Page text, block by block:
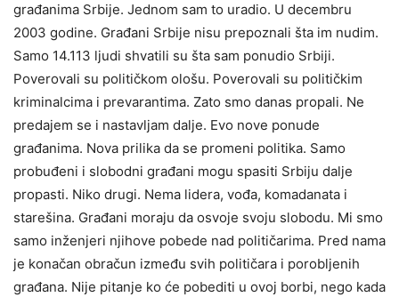
građanima Srbije. Jednom sam to uradio. U decembru
2003 godine. Građani Srbije nisu prepoznali šta im nudim.
Samo 14.113 ljudi shvatili su šta sam ponudio Srbiji.
Poverovali su političkom ološu. Poverovali su političkim
kriminalcima i prevarantima. Zato smo danas propali. Ne
predajem se i nastavljam dalje. Evo nove ponude
građanima. Nova prilika da se promeni politika. Samo
probuđeni i slobodni građani mogu spasiti Srbiju dalje
propasti. Niko drugi. Nema lidera, vođa, komadanata i
starešina. Građani moraju da osvoje svoju slobodu. Mi smo
samo inženjeri njihove pobede nad političarima. Pred nama
je konačan obračun između svih političara i porobljenih
građana. Nije pitanje ko će pobediti u ovoj borbi, nego kada